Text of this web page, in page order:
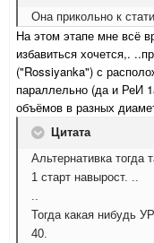
Она прикольно к
На этом этапе мне всё
избавиться хочется,.
("Rossiyanka") с
параллельно (да и РеИ
объёмов в разных
Цитата
Альтернативка тогда
1 старт навырост. ..
..
Тогда какая нибудь
40.